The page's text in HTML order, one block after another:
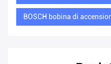
BOSCH bobina di